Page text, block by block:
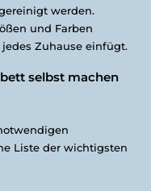
werden.
und Farben
Zuhause einfügt.
selbst machen
Liste der wichtigsten